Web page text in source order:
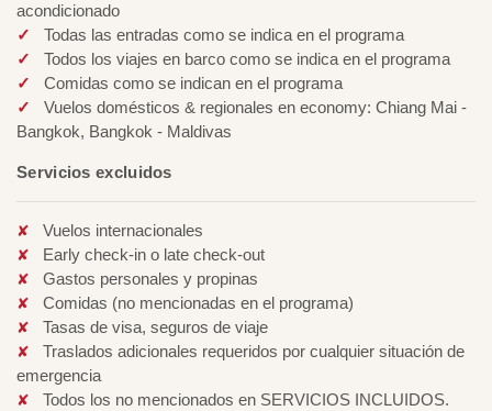
acondicionado
Todas las entradas como se indica en el programa
Todos los viajes en barco como se indica en el programa
Comidas como se indican en el programa
Vuelos domésticos & regionales en economy: Chiang Mai -
Bangkok, Bangkok - Maldivas
Servicios excluidos
Vuelos internacionales
Early check-in o late check-out
Gastos personales y propinas
Comidas (no mencionadas en el programa)
Tasas de visa, seguros de viaje
Traslados adicionales requeridos por cualquier situación de
emergencia
Todos los no mencionados en SERVICIOS INCLUIDOS.